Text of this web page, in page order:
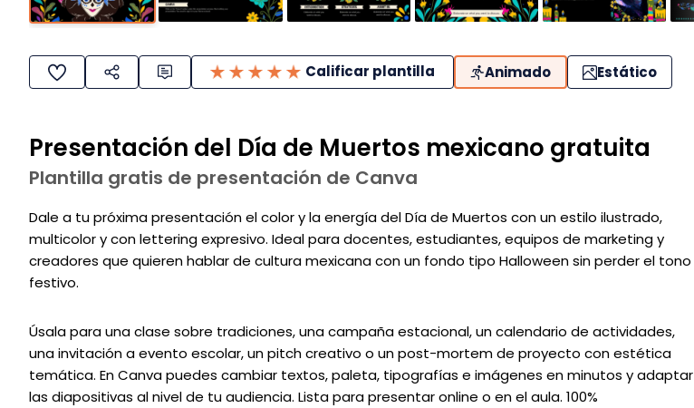
Calificar plantilla Animado Estático
Presentación del Día de Muertos mexicano gratuita
Plantilla gratis de presentación de Canva
Dale a tu próxima presentación el color y la energía del Día de Muertos con un estilo ilustrado,
multicolor y con lettering expresivo. Ideal para docentes, estudiantes, equipos de marketing y
creadores que quieren hablar de cultura mexicana con un fondo tipo Halloween sin perder el tono
festivo.
Úsala para una clase sobre tradiciones, una campaña estacional, un calendario de actividades,
una invitación a evento escolar, un pitch creativo o un post-mortem de proyecto con estética
temática. En Canva puedes cambiar textos, paleta, tipografías e imágenes en minutos y adaptar
las diapositivas al nivel de tu audiencia. Lista para presentar online o en el aula. 100%